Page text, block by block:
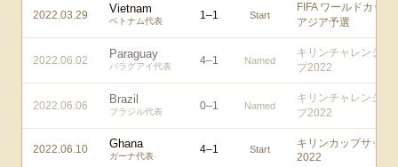
2022.03.29 Vietnam
ベトナム代表 1–1 Start
FIFA ワールドカップ
アジア予選
2022.06.02 Paraguay
パラグアイ代表 4–1 Named
キリンチャレンジカ
プ2022
2022.06.06 Brazil
ブラジル代表 0–1 Named
キリンチャレンジカ
プ2022
2022.06.10 Ghana
ガーナ代表
4–1 Start
キリンカップサッカ
2022